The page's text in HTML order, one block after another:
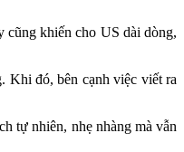
cũng khiến cho US dài dòng,
Khi đó, bên cạnh việc viết ra
tự nhiên, nhẹ nhàng mà vẫn